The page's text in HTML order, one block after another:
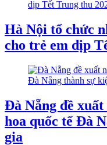
Hà Nội tổ chức
cho trẻ em dịp
Đà Nẵng đề
hoa quốc tế Đà
gia